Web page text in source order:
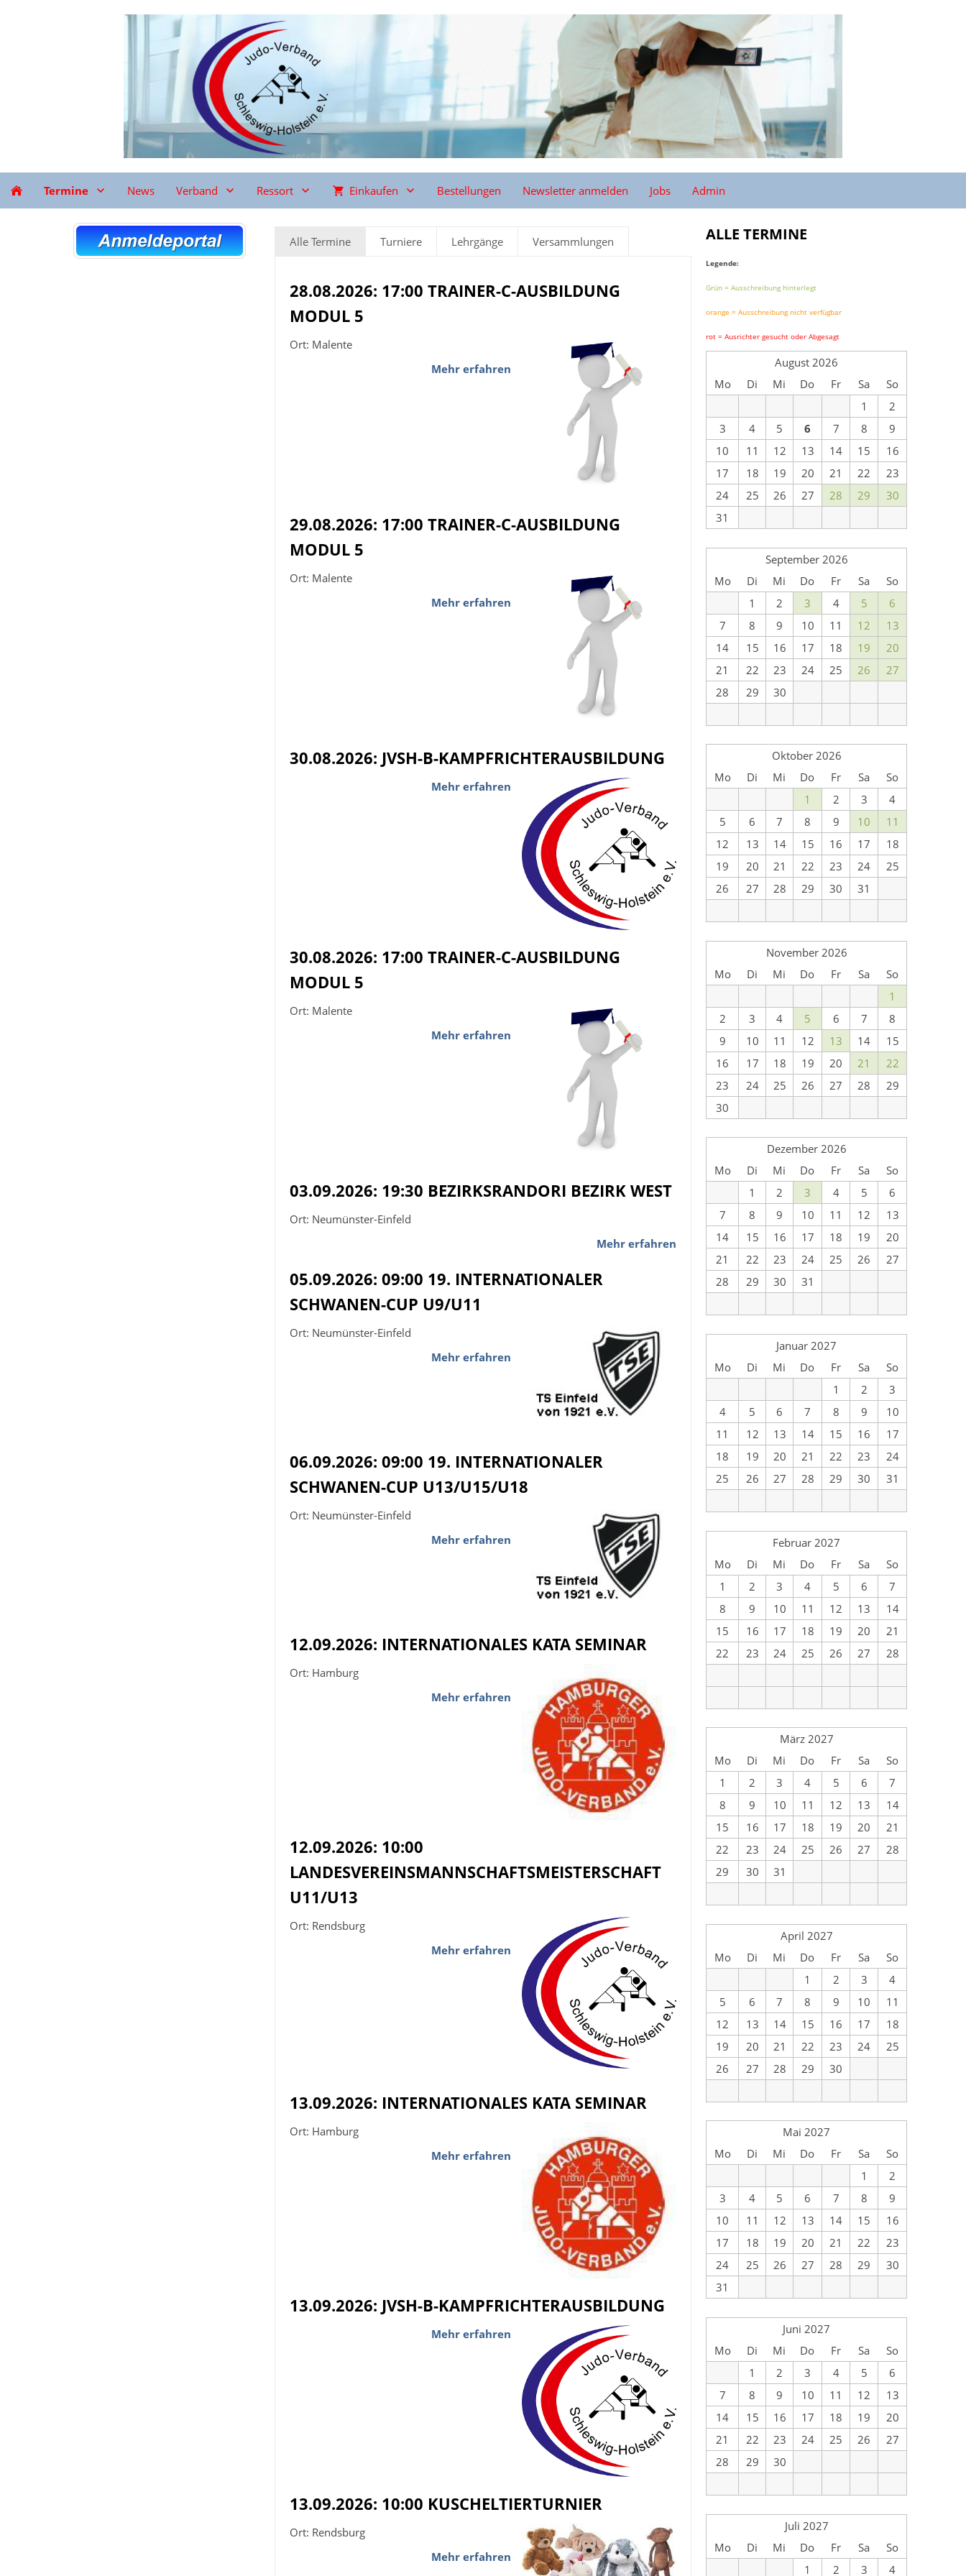
Termine News Verband Ressort Einkaufen Bestellungen Newsletter anmelden Jobs Admin
Alle Termine Turniere Lehrgänge Versammlungen
28.08.2026: 17:00 TRAINER-C-AUSBILDUNG
MODUL 5
Ort: Malente
Mehr erfahren
29.08.2026: 17:00 TRAINER-C-AUSBILDUNG
MODUL 5
Ort: Malente
Mehr erfahren
30.08.2026: JVSH-B-KAMPFRICHTERAUSBILDUNG
Mehr erfahren
30.08.2026: 17:00 TRAINER-C-AUSBILDUNG
MODUL 5
Ort: Malente
Mehr erfahren
03.09.2026: 19:30 BEZIRKSRANDORI BEZIRK WEST
Ort: Neumünster-Einfeld
Mehr erfahren
05.09.2026: 09:00 19. INTERNATIONALER
SCHWANEN-CUP U9/U11
Ort: Neumünster-Einfeld
Mehr erfahren
06.09.2026: 09:00 19. INTERNATIONALER
SCHWANEN-CUP U13/U15/U18
Ort: Neumünster-Einfeld
Mehr erfahren
12.09.2026: INTERNATIONALES KATA SEMINAR
Ort: Hamburg
Mehr erfahren
12.09.2026: 10:00
LANDESVEREINSMANNSCHAFTSMEISTERSCHAFT
U11/U13
Ort: Rendsburg
Mehr erfahren
13.09.2026: INTERNATIONALES KATA SEMINAR
Ort: Hamburg
Mehr erfahren
13.09.2026: JVSH-B-KAMPFRICHTERAUSBILDUNG
Mehr erfahren
13.09.2026: 10:00 KUSCHELTIERTURNIER
Ort: Rendsburg
Mehr erfahren
ALLE TERMINE
Legende:
Grün = Ausschreibung hinterlegt
orange = Ausschreibung nicht verfügbar
rot = Ausrichter gesucht oder Abgesagt
August 2026
Mo
Di Mi Do Fr Sa
So
1
2
3
4 5 6 7 8
9
10
11 12 13 14 15
16
17
18 19 20 21 22
23
24
25 26 27 28 29
30
31
September 2026
Mo
Di Mi Do Fr Sa
So
1
2 3 4 5
6
7
8 9 10 11 12
13
14
15 16 17 18 19
20
21
22 23 24 25 26
27
28
29 30
Oktober 2026
Mo
Di Mi Do Fr Sa
So
1
2 3
4
5
6 7 8 9 10
11
12
13 14 15 16 17
18
19
20 21 22 23 24
25
26
27 28 29 30 31
November 2026
Mo
Di Mi Do Fr Sa
So
1
2
3 4 5 6 7
8
9
10 11 12 13 14
15
16
17 18 19 20 21
22
23
24 25 26 27 28
29
30
Dezember 2026
Mo
Di Mi Do Fr Sa
So
1
2 3 4 5
6
7
8 9 10 11 12
13
14
15 16 17 18 19
20
21
22 23 24 25 26
27
28
29 30 31
Januar 2027
Mo
Di Mi Do Fr Sa
So
1
2
3
4
5 6 7 8 9
10
11
12 13 14 15 16
17
18
19 20 21 22 23
24
25
26 27 28 29 30 31
Februar 2027
Mo
Di Mi Do Fr Sa
So
1
2 3 4 5 6
7
8
9 10 11 12 13
14
15
16 17 18 19 20
21
22
23 24 25 26 27 28
März 2027
Mo
Di Mi Do Fr Sa
So
1
2 3 4 5 6
7
8
9 10 11 12 13
14
15
16 17 18 19 20
21
22
23 24 25 26 27
28
29
30 31
April 2027
Mo
Di Mi Do Fr Sa
So
1
2 3
4
5
6 7 8 9 10
11
12
13 14 15 16 17
18
19
20 21 22 23 24
25
26
27 28 29 30
Mai 2027
Mo
Di Mi Do Fr Sa
So
1
2
3
4 5 6 7 8
9
10
11 12 13 14 15
16
17
18 19 20 21 22
23
24
25 26 27 28 29
30
31
Juni 2027
Mo
Di Mi Do Fr Sa
So
1
2 3 4 5
6
7
8 9 10 11 12
13
14
15 16 17 18 19
20
21
22 23 24 25 26
27
28
29 30
Juli 2027
Mo
Di Mi Do Fr Sa
So
1
2 3 4